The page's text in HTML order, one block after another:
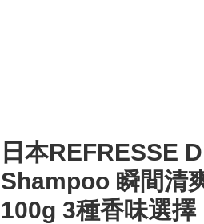
日本REFRESSE
Shampoo 瞬間清
100g 3種香味選擇